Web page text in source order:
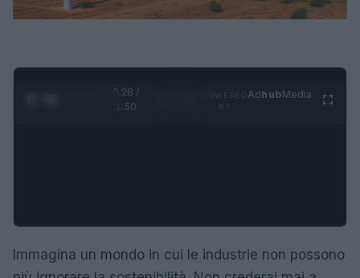
0:29 /
1:50
AdhubMedia
Immagina un mondo in cui le industrie non possono